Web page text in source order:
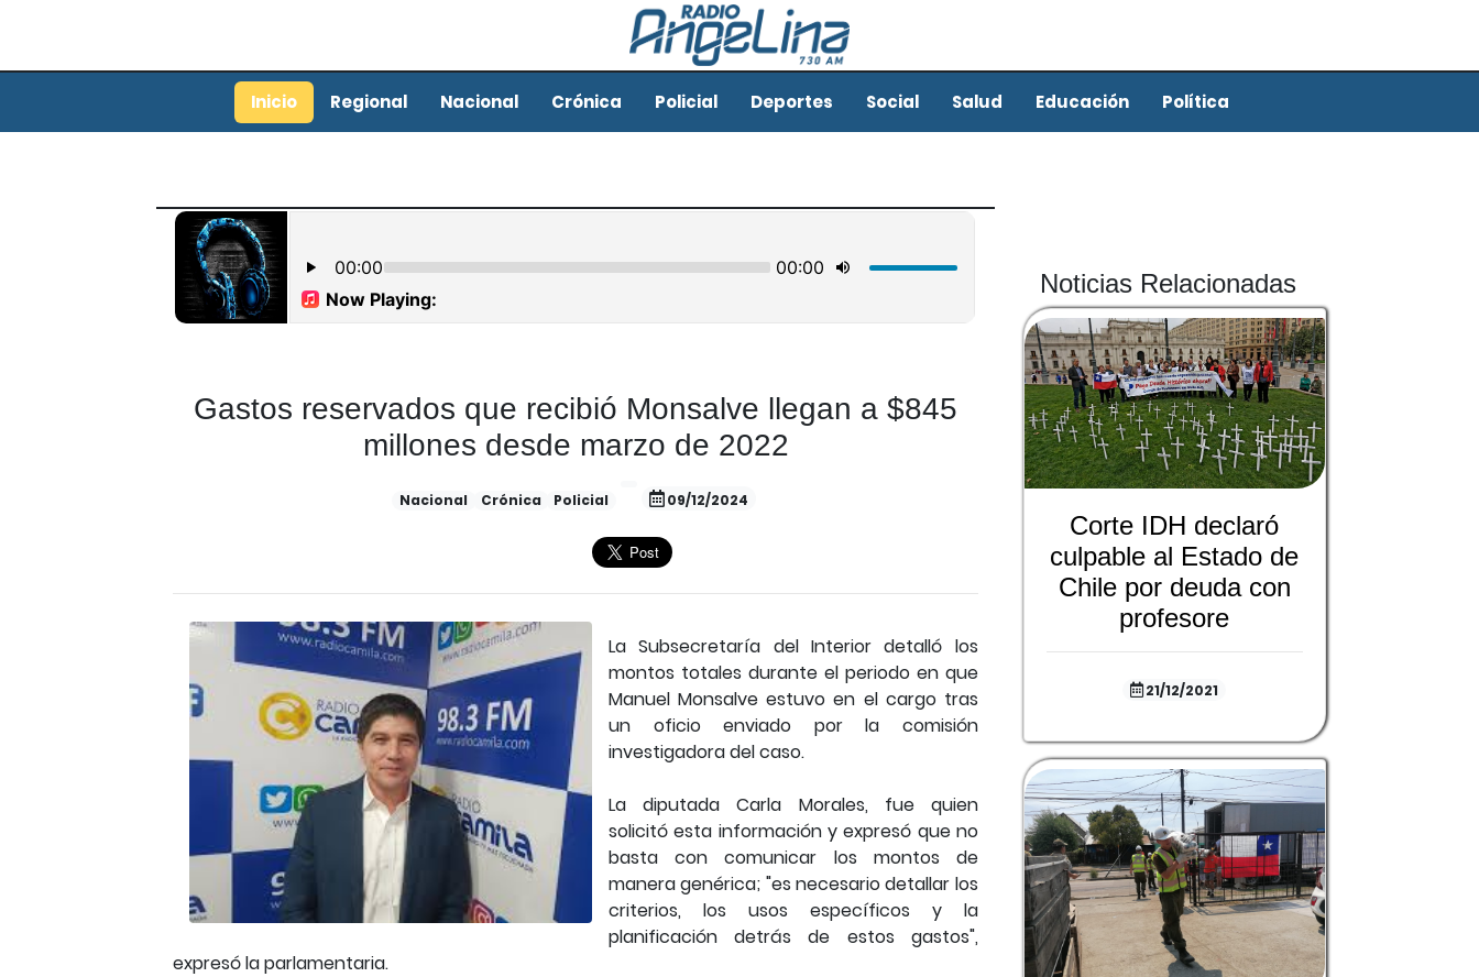
Inicio Regional Nacional Crónica Policial Deportes Social Salud Educación Política
Gastos reservados que recibió Monsalve llegan a $845
millones desde marzo de 2022
Nacional Crónica Policial 09/12/2024
La Subsecretaría del Interior detalló los
montos totales durante el periodo en que
Manuel Monsalve estuvo en el cargo tras
un oficio enviado por la comisión
investigadora del caso.
La diputada Carla Morales, fue quien
solicitó esta información y expresó que no
basta con comunicar los montos de
manera genérica; "es necesario detallar los
criterios, los usos específicos y la
planificación detrás de estos gastos",
expresó la parlamentaria.
Noticias Relacionadas
Corte IDH declaró
culpable al Estado de
Chile por deuda con
profesore
21/12/2021